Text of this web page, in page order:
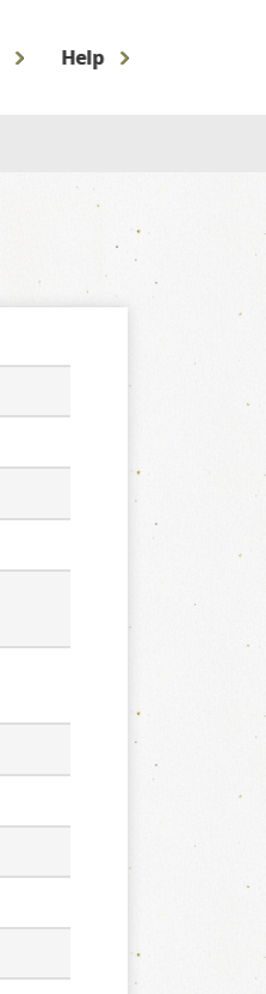
Help